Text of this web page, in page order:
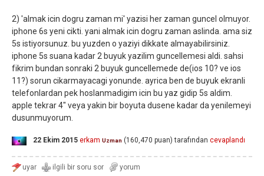
2) 'almak icin dogru zaman mi' yazisi her zaman guncel olmuyor.
iphone 6s yeni cikti. yani almak icin dogru zaman aslinda. ama siz
5s istiyorsunuz. bu yuzden o yaziyi dikkate almayabilirsiniz.
iphone 5s suana kadar 2 buyuk yazilim guncellemesi aldi. sahsi
fikrim bundan sonraki 2 buyuk guncellemede de(ios 10? ve ios
11?) sorun cikarmayacagi yonunde. ayrica ben de buyuk ekranli
telefonlardan pek hoslanmadigim icin bu yaz gidip 5s aldim.
apple tekrar 4" veya yakin bir boyuta dusene kadar da yenilemeyi
dusunmuyorum.
22 Ekim 2015 erkam Uzman (160,470 puan) tarafından cevaplandı